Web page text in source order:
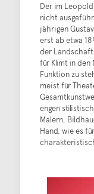
Der im
nicht
jährigen
erst ab etwa
der
für Klimt in den
Funktion zu
meist für
engen
Malern,
Hand, wie es